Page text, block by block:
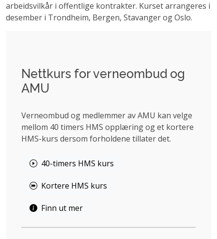
arbeidsvilkår i offentlige kontrakter. Kurset arrangeres i
desember i Trondheim, Bergen, Stavanger og Oslo.
Nettkurs for verneombud og
AMU
Verneombud og medlemmer av AMU kan velge
mellom 40 timers HMS opplæring og et kortere
HMS-kurs dersom forholdene tillater det.
40-timers HMS kurs
Kortere HMS kurs
Finn ut mer